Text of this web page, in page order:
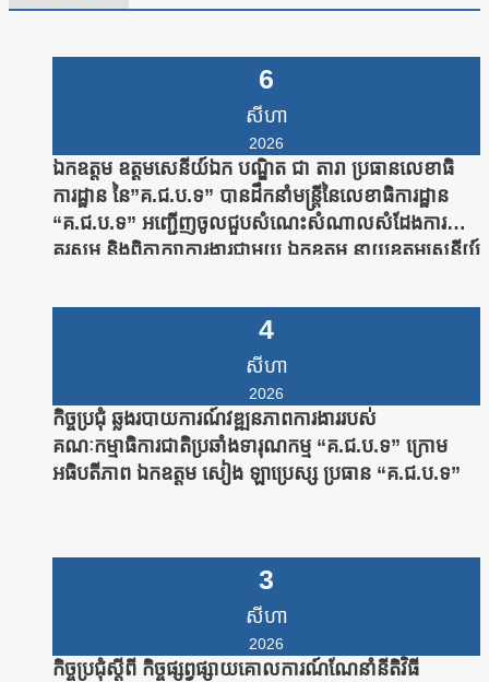
6
សីហា
2026
ឯកឧត្តម ឧត្តមសេនីយ៍ឯក បណ្ឌិត ជា តារា ប្រធានលេខាធិ
ការដ្ឋាន នៃ”គ.ជ.ប.ទ” បានដឹកនាំមន្រ្តីនៃលេខាធិការដ្ឋាន
“គ.ជ.ប.ទ” អញ្ជើញចូលជួបសំណេះសំណាលសំដែងការ
គួរសម និងពិភាក្សាការងារជាមួយ ឯកឧត្តម នាយឧត្តមសេនីយ៍
កម្ពុជា
4
សីហា
2026
កិច្ចប្រជុំ ឆ្លងរបាយការណ៍វឌ្ឍនភាពការងាររបស់
គណៈកម្មាធិការជាតិប្រឆាំងទារុណកម្ម “គ.ជ.ប.ទ” ក្រោម
អធិបតីភាព ឯកឧត្តម សៀង ឡាប្រេស្ស ប្រធាន “គ.ជ.ប.ទ”
3
សីហា
2026
កិច្ចប្រជុំស្តីពី កិច្ចផ្សព្វផ្សាយគោលការណ៍ណែនាំនីតិវិធី